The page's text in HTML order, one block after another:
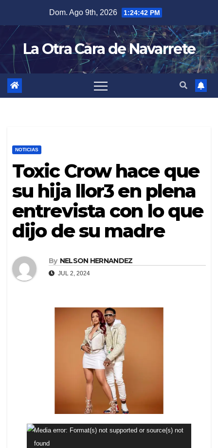
content
Dom. Ago 9th, 2026 1:24:44 PM
La Otra Cara de Navarrete
NOTICIAS
Toxic Crow hace que
su hija llor3 en plena
entrevista con lo que
dijo de su madre
By NELSON HERNANDEZ
JUL 2, 2024
Reproductor
de
Media error: Format(s) not supported or source(s) not
found